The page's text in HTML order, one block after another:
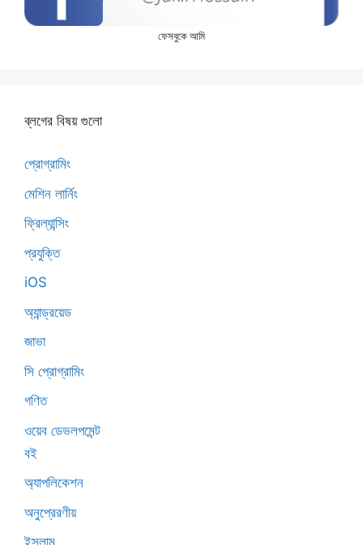
ফেসবুকে আমি
ব্লগের বিষয় গুলো
প্রোগ্রামিং
মেশিন লার্নিং
ফ্রিল্যান্সিং
প্রযুক্তি
iOS
অ্যান্ড্রয়েড
জাভা
সি প্রোগ্রামিং
গণিত
ওয়েব ডেভলপমেন্ট
বই
অ্যাপলিকেশন
অনুপ্রেরণীয়